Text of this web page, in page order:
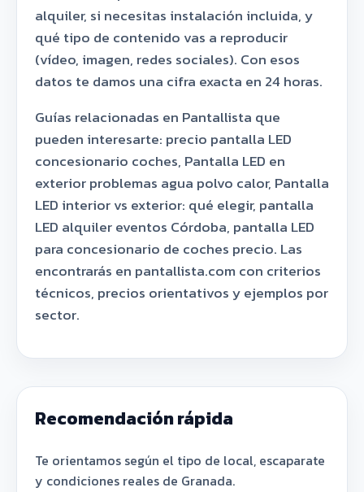
alquiler, si necesitas instalación incluida, y
qué tipo de contenido vas a reproducir
(vídeo, imagen, redes sociales). Con esos
datos te damos una cifra exacta en 24 horas.
Guías relacionadas en Pantallista que
pueden interesarte: precio pantalla LED
concesionario coches, Pantalla LED en
exterior problemas agua polvo calor, Pantalla
LED interior vs exterior: qué elegir, pantalla
LED alquiler eventos Córdoba, pantalla LED
para concesionario de coches precio. Las
encontrarás en pantallista.com con criterios
técnicos, precios orientativos y ejemplos por
sector.
Recomendación rápida
Te orientamos según el tipo de local, escaparate
y condiciones reales de Granada.